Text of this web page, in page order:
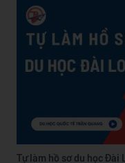
Tự làm hồ sơ du học Đài